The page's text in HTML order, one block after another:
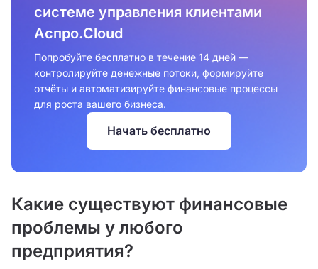
системе управления клиентами
Аспро.Cloud
Попробуйте бесплатно в течение 14 дней —
контролируйте денежные потоки, формируйте
отчёты и автоматизируйте финансовые процессы
для роста вашего бизнеса.
Начать бесплатно
Какие существуют финансовые
проблемы у любого
предприятия?